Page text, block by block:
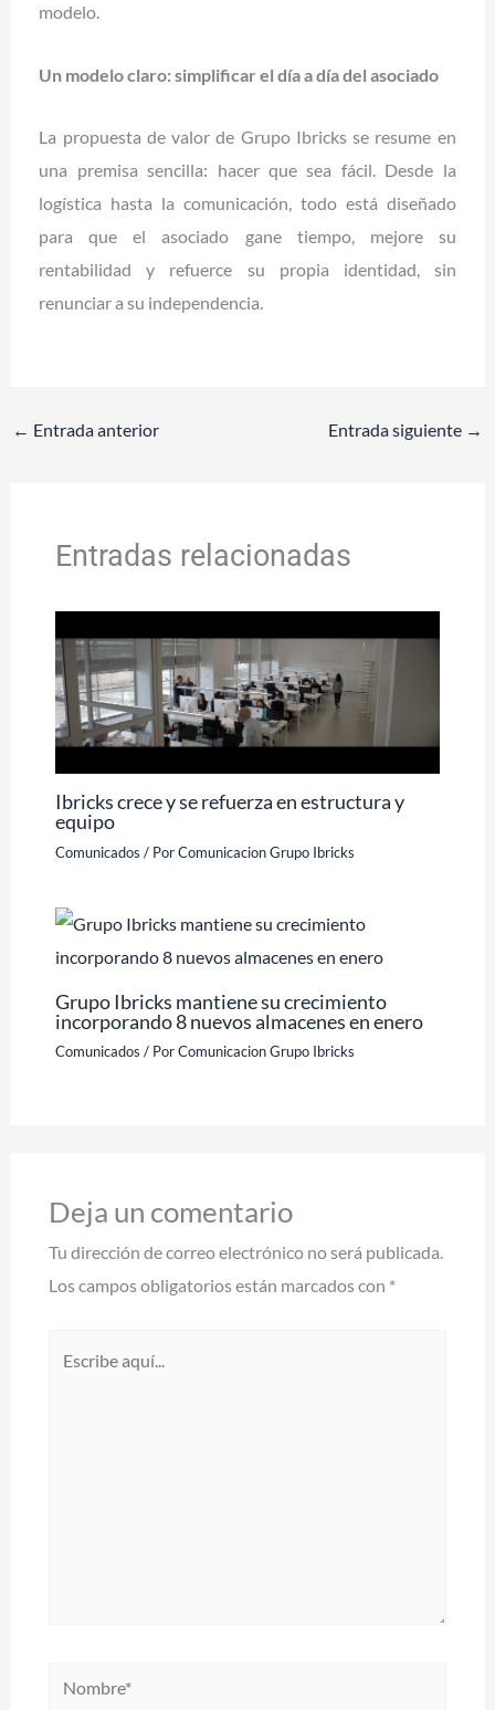
modelo.
Un modelo claro: simplificar el día a día del asociado
La propuesta de valor de Grupo Ibricks se resume en
una premisa sencilla: hacer que sea fácil. Desde la
logística hasta la comunicación, todo está diseñado
para que el asociado gane tiempo, mejore su
rentabilidad y refuerce su propia identidad, sin
renunciar a su independencia.
← Entrada anterior Entrada siguiente →
Entradas relacionadas
Ibricks crece y se refuerza en estructura y
equipo
Comunicados / PorComunicacion Grupo Ibricks
Grupo Ibricks mantiene su crecimiento
incorporando 8 nuevos almacenes en enero
Comunicados / PorComunicacion Grupo Ibricks
Deja un comentario
Tu dirección de correo electrónico no será publicada.
Los campos obligatorios están marcados con *
Nombre*